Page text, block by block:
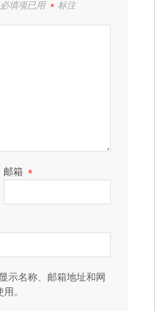
必填项已用 *标注
邮箱*
示名称、邮箱地址和网
。